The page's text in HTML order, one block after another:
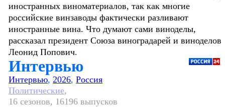
иностранных виноматериалов, так как многие
российские винзаводы фактически разливают
иностранные вина. Что думают сами виноделы,
рассказал президент Союза виноградарей и виноделов
Леонид Попович.
Интервью
Интервью, 2026,Россия
Политические,
16 сезонов, 16196 выпусков